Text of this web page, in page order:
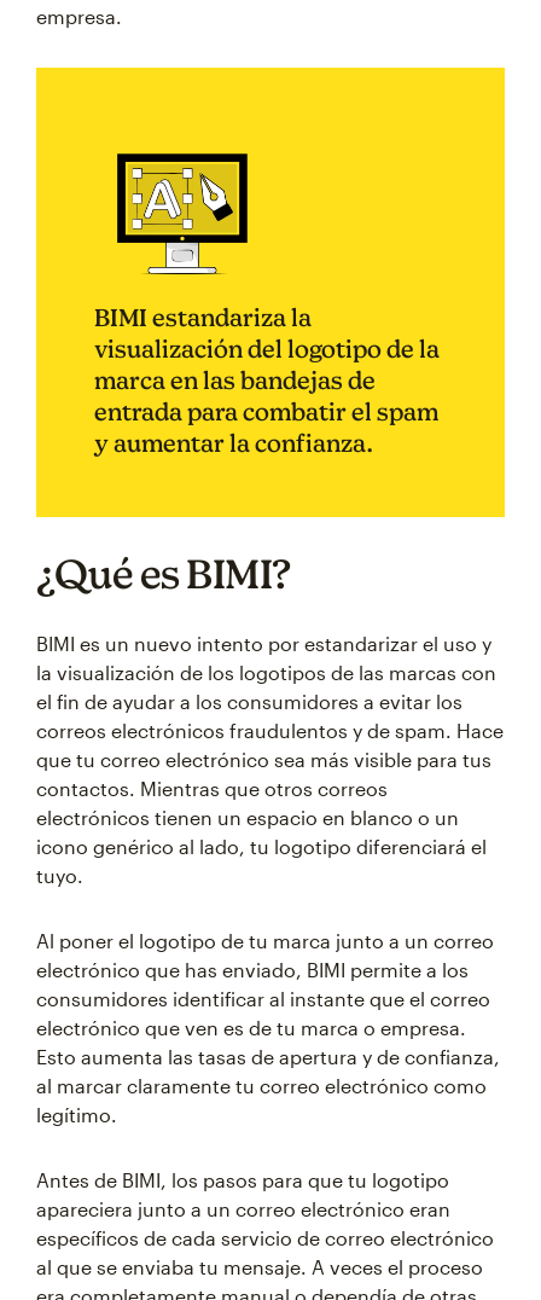
empresa.
BIMI estandariza la
visualización del logotipo de la
marca en las bandejas de
entrada para combatir el spam
y aumentar la confianza.
¿Qué es BIMI?
BIMI es un nuevo intento por estandarizar el uso y
la visualización de los logotipos de las marcas con
el fin de ayudar a los consumidores a evitar los
correos electrónicos fraudulentos y de spam. Hace
que tu correo electrónico sea más visible para tus
contactos. Mientras que otros correos
electrónicos tienen un espacio en blanco o un
icono genérico al lado, tu logotipo diferenciará el
tuyo.
Al poner el logotipo de tu marca junto a un correo
electrónico que has enviado, BIMI permite a los
consumidores identificar al instante que el correo
electrónico que ven es de tu marca o empresa.
Esto aumenta las tasas de apertura y de confianza,
al marcar claramente tu correo electrónico como
legítimo.
Antes de BIMI, los pasos para que tu logotipo
apareciera junto a un correo electrónico eran
específicos de cada servicio de correo electrónico
al que se enviaba tu mensaje. A veces el proceso